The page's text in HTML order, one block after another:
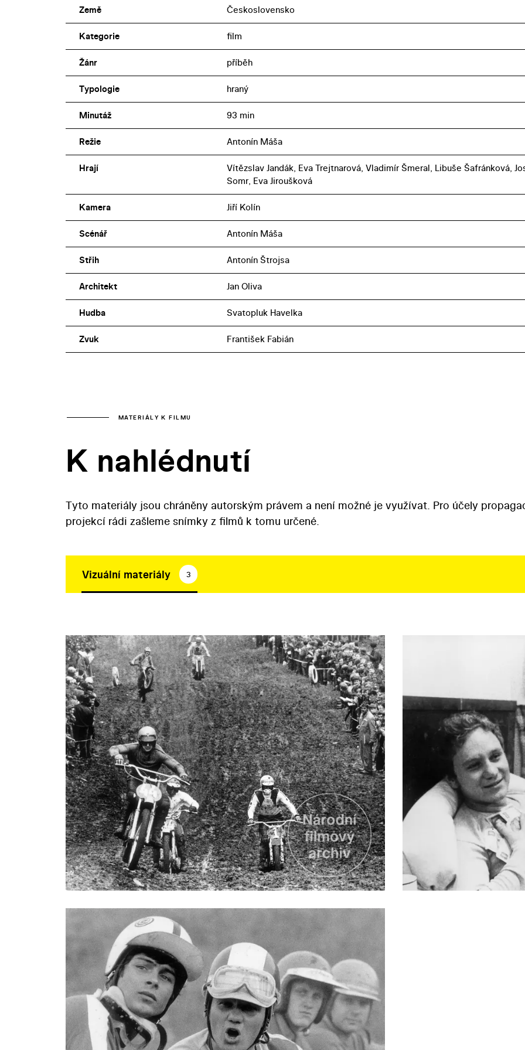
Země Československo
Kategorie film
Žánr příběh
Typologie hraný
Minutáž 93 min
Režie Antonín Máša
Hrají
Vítězslav Jandák, Eva Trejtnarová, Vladimír Šmeral, Libuše Šafránková,
Somr, Eva Jiroušková
Kamera Jiří Kolín
Scénář Antonín Máša
Střih Antonín Štrojsa
Architekt Jan Oliva
Hudba Svatopluk Havelka
Zvuk František Fabián
MATERIÁLY K FILMU
K nahlédnutí
Tyto materiály jsou chráněny autorským právem a není možné je využívat. Pro účely
projekcí rádi zašleme snímky z filmů k tomu určené.
Vizuální materiály 3